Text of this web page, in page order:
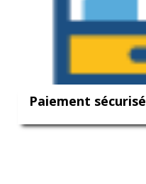
Paiement sécurisé